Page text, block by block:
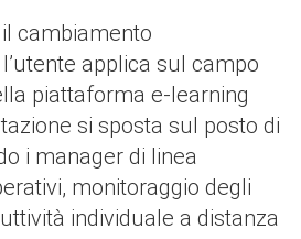
cambiamento
applica sul campo
piattaforma e-learning
si sposta sul posto di
i manager di linea
monitoraggio degli
individuale a distanza